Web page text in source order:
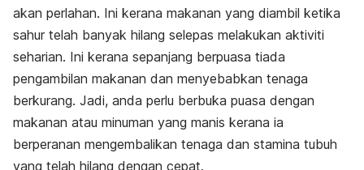
akan perlahan. Ini kerana makanan yang diambil ketika
sahur telah banyak hilang selepas melakukan aktiviti
seharian. Ini kerana sepanjang berpuasa tiada
pengambilan makanan dan menyebabkan tenaga
berkurang. Jadi, anda perlu berbuka puasa dengan
makanan atau minuman yang manis kerana ia
berperanan mengembalikan tenaga dan stamina tubuh
yang telah hilang dengan cepat.